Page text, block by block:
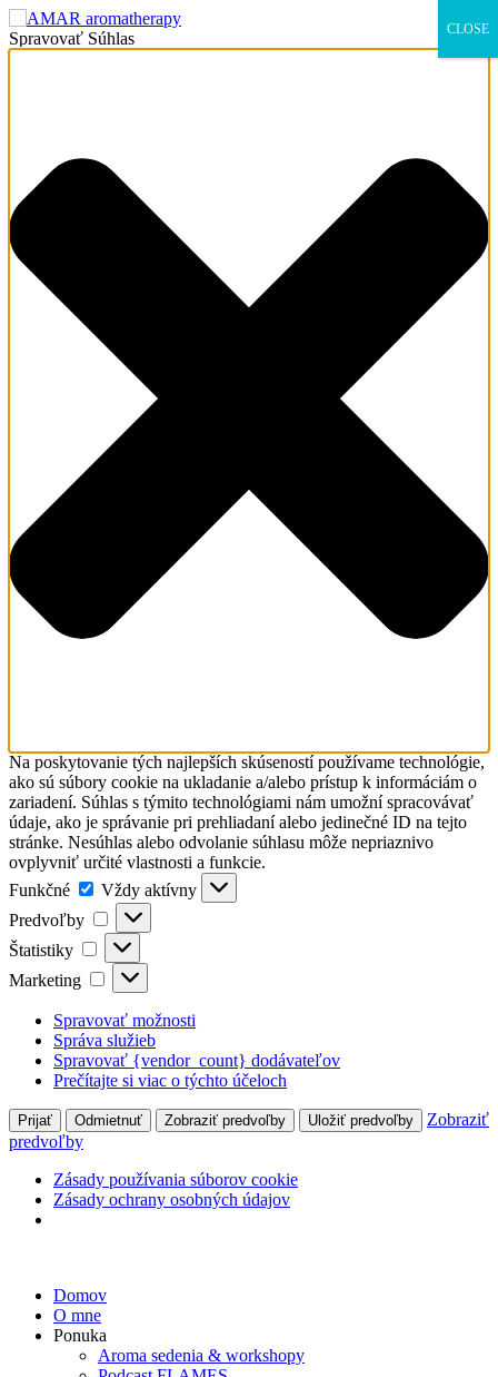
Spravovať Súhlas
Na poskytovanie tých najlepších skúseností používame technológie,
ako sú súbory cookie na ukladanie a/alebo prístup k informáciám o
zariadení. Súhlas s týmito technológiami nám umožní spracovávať
údaje, ako je správanie pri prehliadaní alebo jedinečné ID na tejto
stránke. Nesúhlas alebo odvolanie súhlasu môže nepriaznivo
ovplyvniť určité vlastnosti a funkcie.
Funkčné
Funkčné
Vždy aktívny
Predvoľby
Predvoľby
Štatistiky Štatistiky
Marketing Marketing
Spravovať možnosti
Správa služieb
Spravovať {vendor_count} dodávateľov
Prečítajte si viac o týchto účeloch
Prijať Odmietnuť Zobraziť predvoľby Uložiť predvoľby
Zobraziť
predvoľby
Zásady používania súborov cookie
Zásady ochrany osobných údajov
obsah
Domov
O mne
Ponuka
Aroma sedenia & workshopy
×
CLOSE